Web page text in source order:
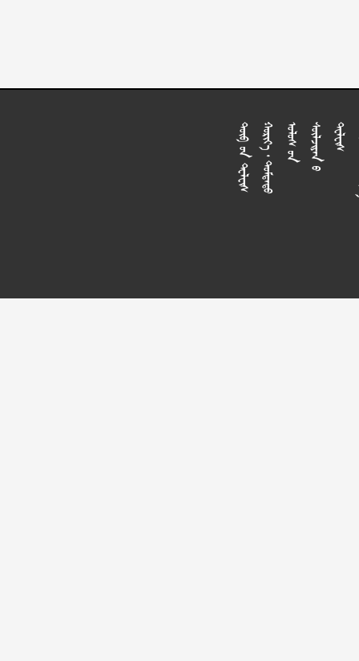










































































































